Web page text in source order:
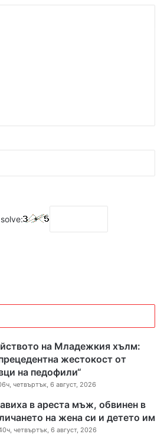
на Младежкия хълм:
жестокост от
на педофили“
четвъртък, 6 август, 2026
в ареста мъж, обвинен в
на жена си и детето им
четвъртък, 6 август, 2026